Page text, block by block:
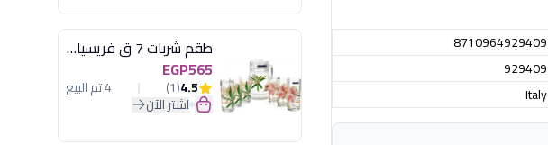
8710964929409
929409
Italy
طقم شربات 7 ق فريسيا لومينارك
EGP565
4.5
(1) 4 تم البيع
اشترِ الآن